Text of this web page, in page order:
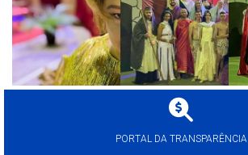
PORTAL DA TRANSPARÊNCIA